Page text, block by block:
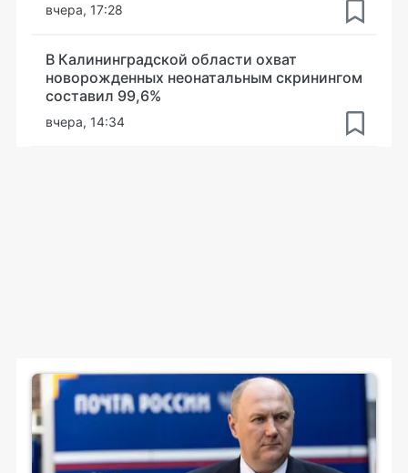
вчера, 17:28
В Калининградской области охват
новорожденных неонатальным скринингом
составил 99,6%
вчера, 14:34